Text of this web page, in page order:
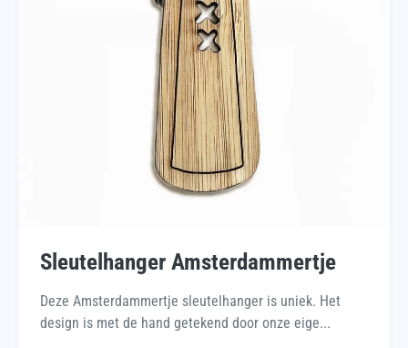
Sleutelhanger Amsterdammertje
Deze Amsterdammertje sleutelhanger is uniek. Het
design is met de hand getekend door onze eige...